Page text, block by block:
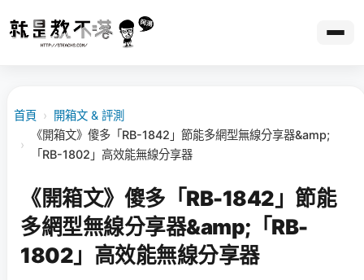
首頁 › 開箱文 & 評測
›
《開箱文》傻多「RB-1842」節能多網型無線分享器&amp;
「RB-1802」高效能無線分享器
《開箱文》傻多「RB-1842」節能
多網型無線分享器&amp;「RB-
1802」高效能無線分享器